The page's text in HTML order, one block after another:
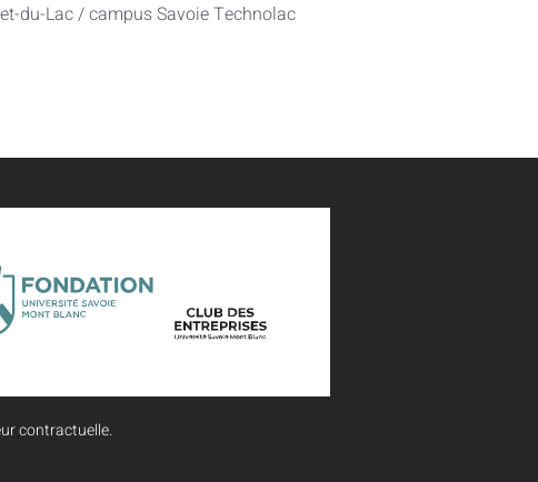
du-Lac / campus Savoie Technolac
contractuelle.